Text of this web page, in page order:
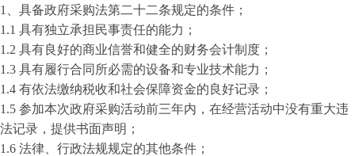
1、具备政府采购法第二十二条规定的条件；
1.1 具有独立承担民事责任的能力；
1.2 具有良好的商业信誉和健全的财务会计制度；
1.3 具有履行合同所必需的设备和专业技术能力；
1.4 有依法缴纳税收和社会保障资金的良好记录；
1.5 参加本次政府采购活动前三年内，在经营活动中没有重大违
法记录，提供书面声明；
1.6 法律、行政法规规定的其他条件；